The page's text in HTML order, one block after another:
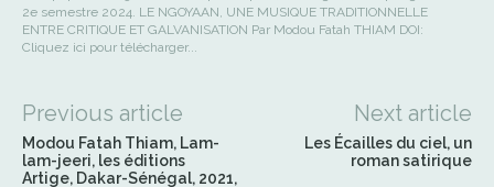
2e semestre 2024. LE NGOYAAN, UNE MUSIQUE TRADITIONNELLE
ENTRE CRITIQUE ET GALVANISATION Par Modou Fatah THIAM DOI:
Cliquez ici pour télécharger...
Previous article
Modou Fatah Thiam, Lam-
lam-jeeri, les éditions
Artige, Dakar-Sénégal, 2021,
Next article
Les Écailles du ciel, un
roman satirique